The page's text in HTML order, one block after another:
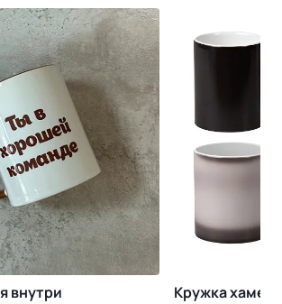
внутри Кружка